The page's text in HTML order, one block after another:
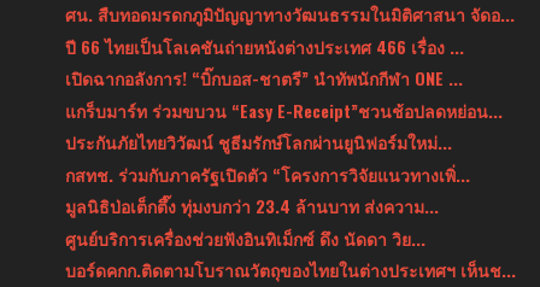
ศน. สืบทอดมรดกภูมิปัญญาทางวัฒนธรรมในมิติศาสนา จัดอ...
ปี 66 ไทยเป็นโลเคชันถ่ายหนังต่างประเทศ 466 เรื่อง ...
เปิดฉากอลังการ! “บิ๊กบอส-ชาตรี” นำทัพนักกีฬา ONE ...
แกร็บมาร์ท ร่วมขบวน “Easy E-Receipt”ชวนช้อปลดหย่อน...
ประกันภัยไทยวิวัฒน์ ชูธีมรักษ์โลกผ่านยูนิฟอร์มใหม่...
กสทช. ร่วมกับภาครัฐเปิดตัว “โครงการวิจัยแนวทางเพิ่...
มูลนิธิป่อเต็กตึ๊ง ทุ่มงบกว่า 23.4 ล้านบาท ส่งความ...
ศูนย์บริการเครื่องช่วยฟังอินทิเม็กซ์ ดึง นัดดา วิย...
บอร์ดคกก.ติดตามโบราณวัตถุของไทยในต่างประเทศฯ เห็นช...